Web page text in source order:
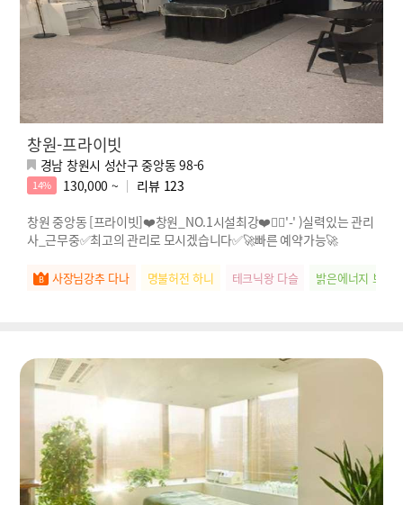
창원-프라이빗
경남 창원시 성산구 중앙동 98-6
14% 130,000 ~ 리뷰 123
창원 중앙동 [프라이빗]❤️창원_NO.1시설최강❤️🖐🏻'-' )실력있는 관리
사_근무중✅최고의 관리로 모시겠습니다✅🚀빠른 예약가능🚀
사장님강추 다나 명불허전 하니 테크닉왕 다슬 밝은에너지 보브